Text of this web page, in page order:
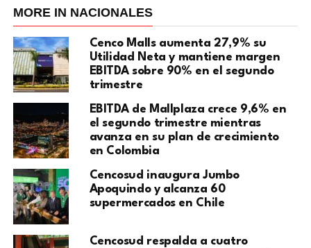
MORE IN NACIONALES
Cenco Malls aumenta 27,9% su
Utilidad Neta y mantiene margen
EBITDA sobre 90% en el segundo
trimestre
EBITDA de Mallplaza crece 9,6% en
el segundo trimestre mientras
avanza en su plan de crecimiento
en Colombia
Cencosud inaugura Jumbo
Apoquindo y alcanza 60
supermercados en Chile
Cencosud respalda a cuatro